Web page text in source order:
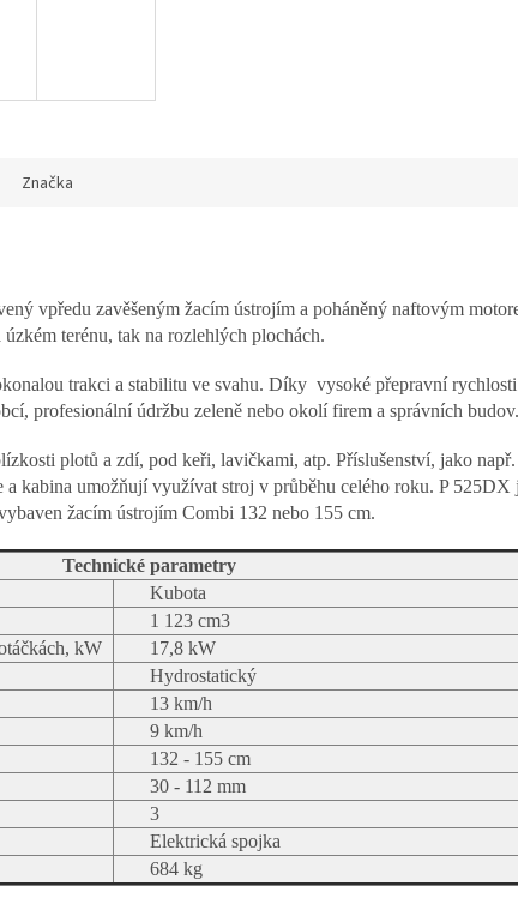
Značka
vpředu zavěšeným žacím ústrojím a poháněný naftovým
terénu, tak na rozlehlých plochách.
trakci a stabilitu ve svahu. Díky vysoké přepravní
profesionální údržbu zeleně nebo okolí firem a správních budov.
plotů a zdí, pod keři, lavičkami, atp. Příslušenství, jako
a kabina umožňují využívat stroj v průběhu celého roku. P 525DX
žacím ústrojím Combi 132 nebo 155 cm.
Technické parametry
Kubota
1 123 cm3
kW
17,8 kW
Hydrostatický
13 km/h
9 km/h
132 - 155 cm
30 - 112 mm
3
Elektrická spojka
684 kg